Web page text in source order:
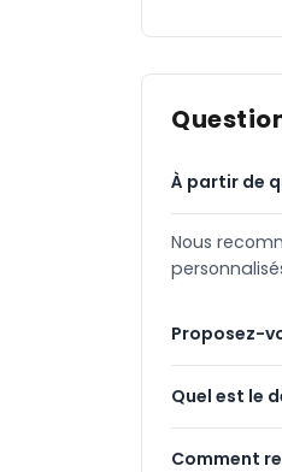
À partir de
Nous
Proposez-
Quel est le
Comment